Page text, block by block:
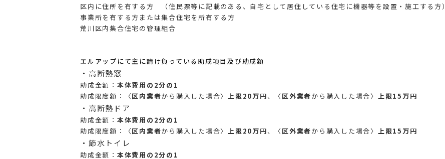
区内に住所を有する方 （住民票等に記載のある、自宅として居住している住宅に機器等を設置・施工する方）
事業所を有する方または集合住宅を所有する方
荒川区内集合住宅の管理組合
エルアップにて主に請け負っている助成項目及び助成額
・高断熱窓
助成金額： 本体費用の2分の1
助成限度額：〈区内業者から購入した場合〉 上限20万円、〈 区外業者から購入した場合〉 上限15万円
・高断熱ドア
助成金額： 本体費用の2分の1
助成限度額：〈区内業者から購入した場合〉 上限20万円、〈 区外業者から購入した場合〉 上限15万円
・節水トイレ
助成金額： 本体費用の2分の1